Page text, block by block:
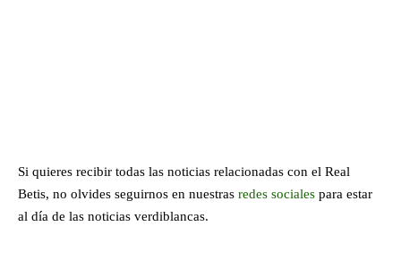
Si quieres recibir todas las noticias relacionadas con el Real
Betis, no olvides seguirnos en nuestras redes sociales para estar
al día de las noticias verdiblancas.